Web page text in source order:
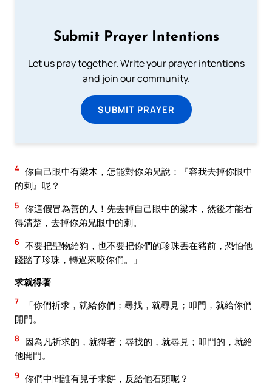
Submit Prayer Intentions
Let us pray together. Write your prayer intentions
and join our community.
SUBMIT PRAYER
4 你自己眼中有梁木，怎能對你弟兄說：『容我去掉你眼中
的刺』呢？
5 你這假冒為善的人！先去掉自己眼中的梁木，然後才能看
得清楚，去掉你弟兄眼中的刺。
6 不要把聖物給狗，也不要把你們的珍珠丟在豬前，恐怕他
踐踏了珍珠，轉過來咬你們。」
求就得著
7
「你們祈求，就給你們；尋找，就尋見；叩門，就給你們
開門。
8
因為凡祈求的，就得著；尋找的，就尋見；叩門的，就給
他開門。
9 你們中間誰有兒子求餅，反給他石頭呢？